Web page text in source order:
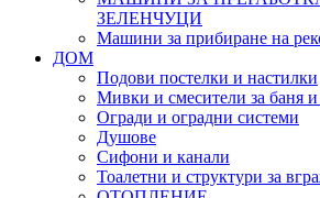
ЗЕЛЕНЧУЦИ
Машини за прибиране на
ДОМ
Подови постелки и настилки
Мивки и смесители за баня
Огради и оградни системи
Душове
Сифони и канали
Тоалетни и структури за